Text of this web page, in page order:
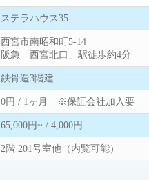
ステラハウス35
西宮市南昭和町5-14
阪急「西宮北口」駅徒歩約4分
鉄骨造3階建
0円 / 1ヶ月 ※保証会社加入要
65,000円~ / 4,000円
2階 201号室他（内覧可能）